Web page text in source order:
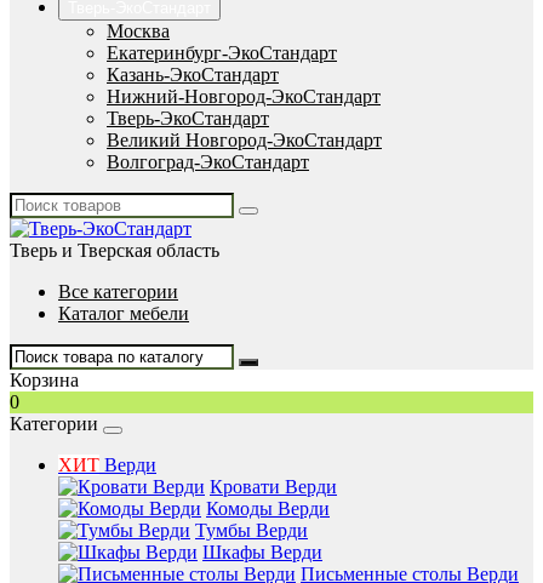
Москва
Екатеринбург-ЭкоСтандарт
Казань-ЭкоСтандарт
Нижний-Новгород-ЭкоСтандарт
Тверь-ЭкоСтандарт
Великий Новгород-ЭкоСтандарт
Волгоград-ЭкоСтандарт
Тверь и Тверская область
Все категории
Каталог мебели
Корзина
0
Категории
ХИТ Верди
Кровати Верди
Комоды Верди
Тумбы Верди
Шкафы Верди
Письменные столы Верди